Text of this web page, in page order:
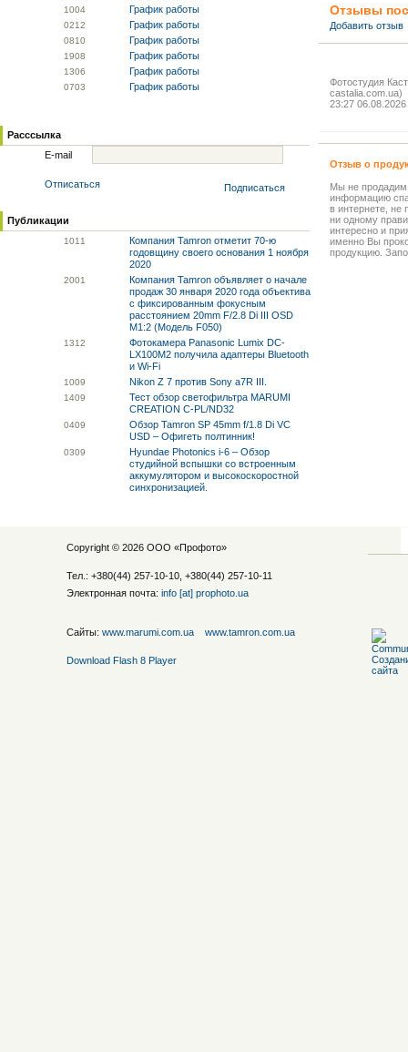
1004 График работы
0212 График работы
0810 График работы
1908 График работы
1306 График работы
0703 График работы
Расссылка
E-mail
Отписаться Подписаться
Публикации
1011
Компания Tamron отметит 70-ю
годовщину своего основания 1 ноября
2020
2001
Компания Tamron объявляет о начале
продаж 30 января 2020 года объектива
с фиксированным фокусным
расстоянием 20mm F/2.8 Di III OSD
M1:2 (Модель F050)
1312
Фотокамера Panasonic Lumix DC-
LX100M2 получила адаптеры Bluetooth
и Wi-Fi
1009 Nikon Z 7 против Sony a7R III.
1409
Тест обзор светофильтра MARUMI
CREATION C-PL/ND32
0409
Обзор Tamron SP 45mm f/1.8 Di VC
USD – Офигеть полтинник!
0309
Hyundae Photonics i-6 – Обзор
студийной вспышки со встроенным
аккумулятором и высокоскоростной
синхронизацией.
Отзывы
Добавить отзыв
Фотостудия
castalia.com.ua)
23:27 06.08.2026
Отзыв о
Мы не
информацию
в интернете, не
ни одному
интересно и
именно Вы
продукцию.
Copyright © 2026 ООО «Профото»
Тел.: +380(44) 257-10-10, +380(44) 257-10-11
Электронная почта: info [at] prophoto.ua
Сайты: www.marumi.com.ua www.tamron.com.ua
Download Flash 8 Player